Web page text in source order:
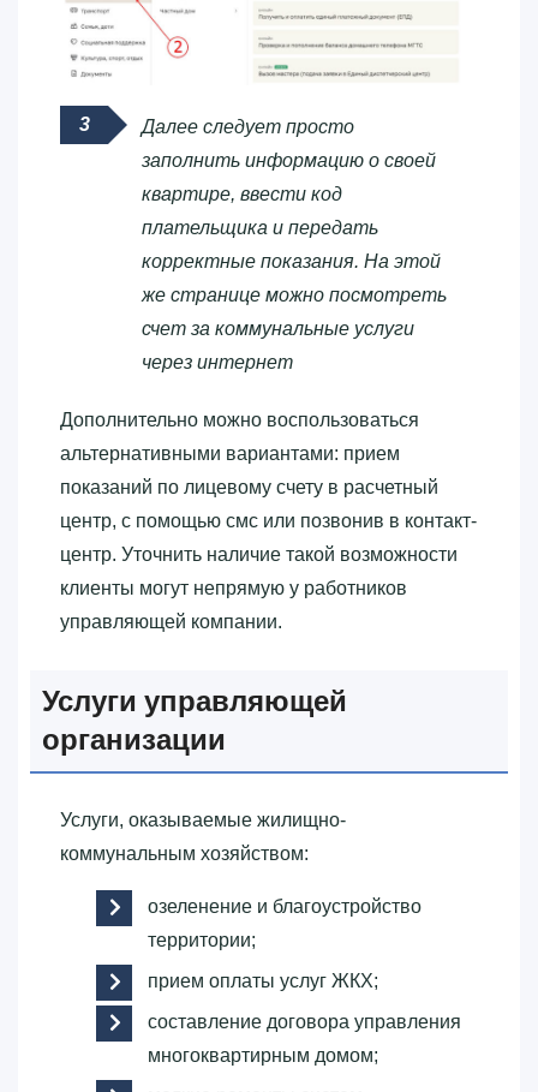
Далее следует просто
заполнить информацию о своей
квартире, ввести код
плательщика и передать
корректные показания. На этой
же странице можно посмотреть
счет за коммунальные услуги
через интернет
Дополнительно можно воспользоваться
альтернативными вариантами: прием
показаний по лицевому счету в расчетный
центр, с помощью смс или позвонив в контакт-
центр. Уточнить наличие такой возможности
клиенты могут непрямую у работников
управляющей компании.
Услуги управляющей
организации
Услуги, оказываемые жилищно-
коммунальным хозяйством:
озеленение и благоустройство
территории;
прием оплаты услуг ЖКХ;
составление договора управления
многоквартирным домом;